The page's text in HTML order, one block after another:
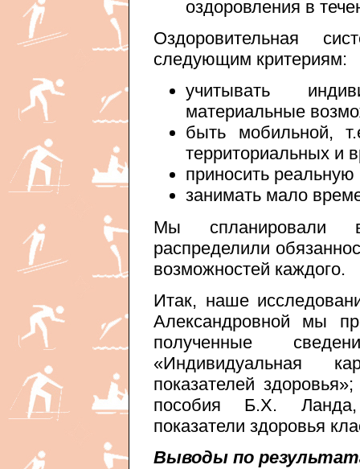
оздоровления в
Оздоровительная
следующим критериям:
учитывать
материальные
быть мобильной,
территориальных и
приносить
занимать мало
Мы спланировали
распределили
возможностей каждого.
Итак, наше
Александровной мы
полученные
«Индивидуальная
показателей
пособия Б.Х. Ланда,
показатели здоровья
Выводы по